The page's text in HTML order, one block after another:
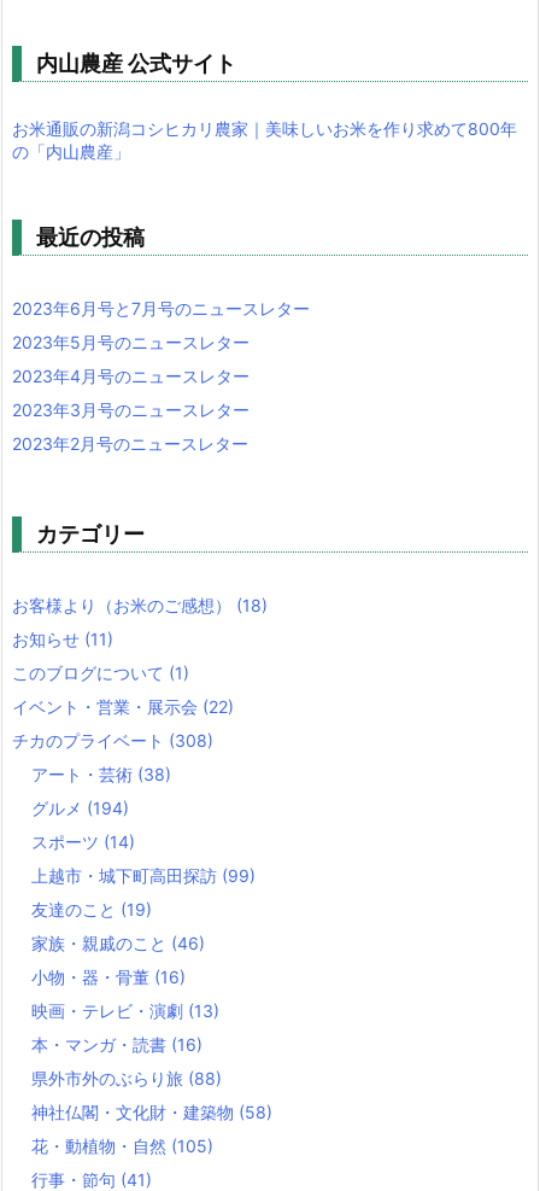
内山農産 公式サイト
お米通販の新潟コシヒカリ農家｜美味しいお米を作り求めて800年
の「内山農産」
最近の投稿
2023年6月号と7月号のニュースレター
2023年5月号のニュースレター
2023年4月号のニュースレター
2023年3月号のニュースレター
2023年2月号のニュースレター
カテゴリー
お客様より（お米のご感想） (18)
お知らせ (11)
このブログについて (1)
イベント・営業・展示会 (22)
チカのプライベート (308)
アート・芸術 (38)
グルメ (194)
スポーツ (14)
上越市・城下町高田探訪 (99)
友達のこと (19)
家族・親戚のこと (46)
小物・器・骨董 (16)
映画・テレビ・演劇 (13)
本・マンガ・読書 (16)
県外市外のぶらり旅 (88)
神社仏閣・文化財・建築物 (58)
花・動植物・自然 (105)
行事・節句 (41)